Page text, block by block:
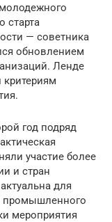
старта
— советника
обновлением
Ленде
критериям
год подряд
участие более
и стран
для
промышленного
мероприятия